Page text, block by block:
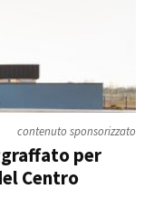
contenuto sponsorizzato
per
Centro